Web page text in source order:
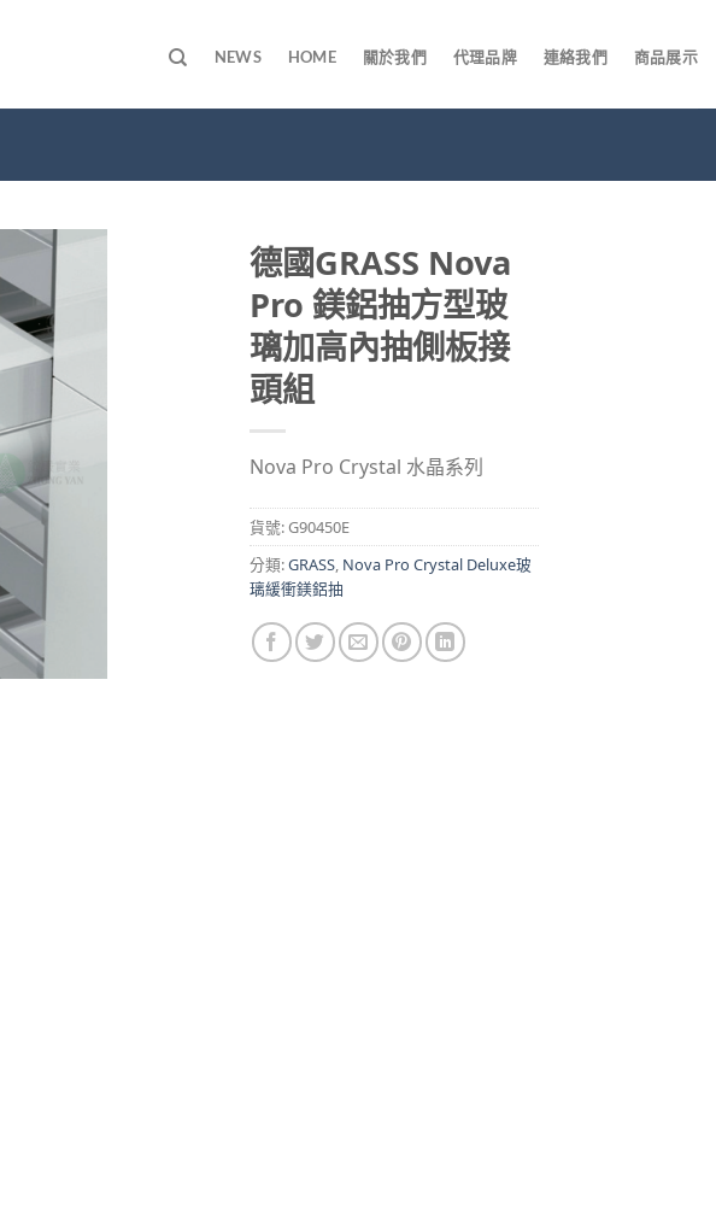
NEWS HOME 關於我們 代理品牌 連絡我們 商品展示
德國GRASS Nova
Pro 鎂鋁抽方型玻
璃加高內抽側板接
頭組
Nova Pro Crystal 水晶系列
貨號:G90450E
分類:GRASS, Nova Pro Crystal Deluxe玻
璃緩衝鎂鋁抽